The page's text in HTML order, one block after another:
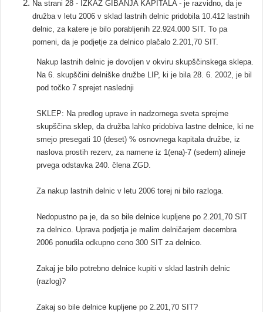
Na strani 28 - IZKAZ GIBANJA KAPITALA - je razvidno, da je
družba v letu 2006 v sklad lastnih delnic pridobila 10.412 lastnih
delnic, za katere je bilo porabljenih 22.924.000 SIT. To pa
pomeni, da je podjetje za delnico plačalo 2.201,70 SIT.
Nakup lastnih delnic je dovoljen v okviru skupščinskega sklepa.
Na 6. skupščini delniške družbe LIP, ki je bila 28. 6. 2002, je bil
pod točko 7 sprejet naslednji
SKLEP: Na predlog uprave in nadzornega sveta sprejme
skupščina sklep, da družba lahko pridobiva lastne delnice, ki ne
smejo presegati 10 (deset) % osnovnega kapitala družbe, iz
naslova prostih rezerv, za namene iz 1(ena)-7 (sedem) alineje
prvega odstavka 240. člena ZGD.
Za nakup lastnih delnic v letu 2006 torej ni bilo razloga.
Nedopustno pa je, da so bile delnice kupljene po 2.201,70 SIT
za delnico. Uprava podjetja je malim delničarjem decembra
2006 ponudila odkupno ceno 300 SIT za delnico.
Zakaj je bilo potrebno delnice kupiti v sklad lastnih delnic
(razlog)?
Zakaj so bile delnice kupljene po 2.201,70 SIT?